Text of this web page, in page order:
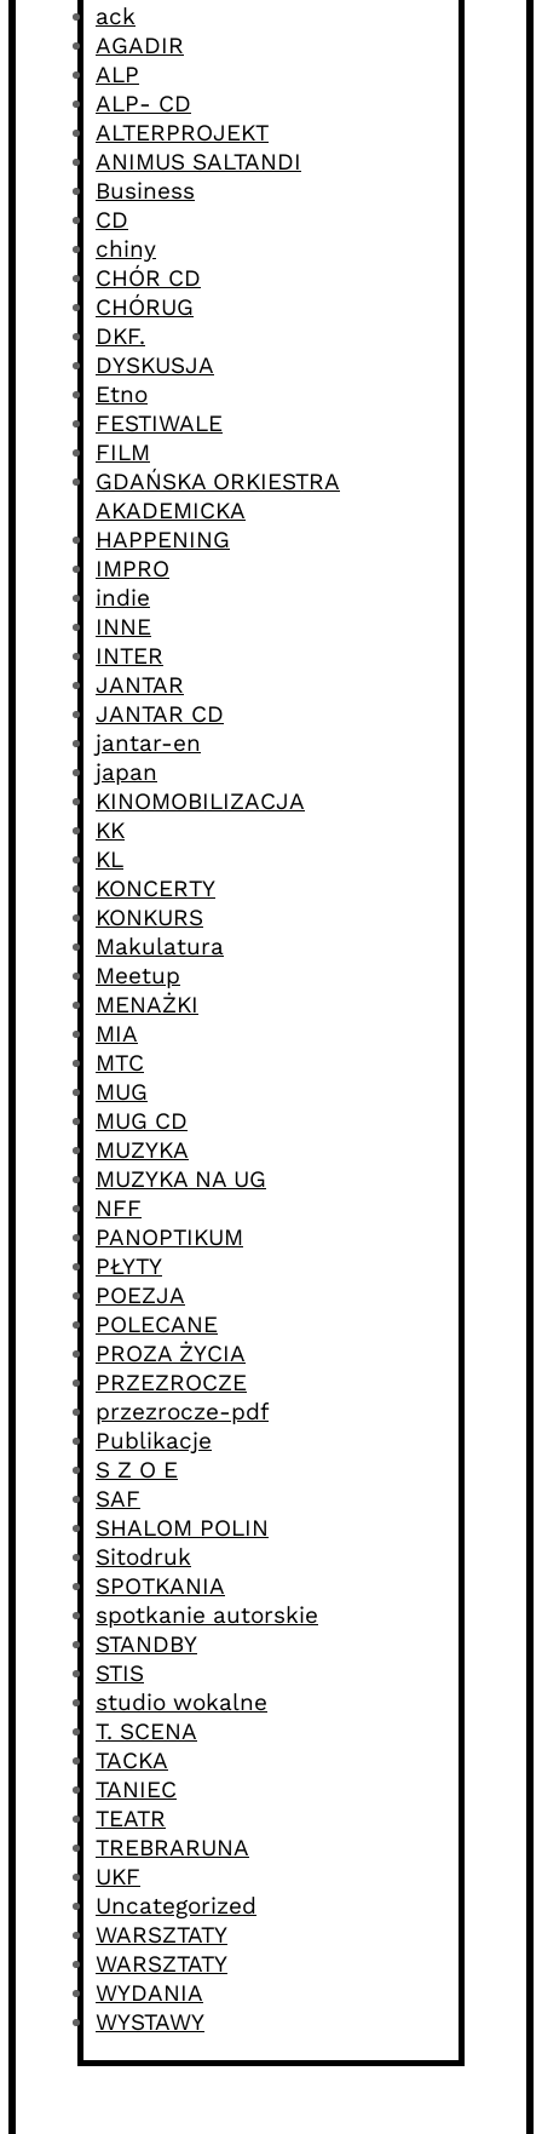
ack
AGADIR
ALP
ALP- CD
ALTERPROJEKT
ANIMUS SALTANDI
Business
CD
chiny
CHÓR CD
CHÓRUG
DKF.
DYSKUSJA
Etno
FESTIWALE
FILM
GDAŃSKA ORKIESTRA
AKADEMICKA
HAPPENING
IMPRO
indie
INNE
INTER
JANTAR
JANTAR CD
jantar-en
japan
KINOMOBILIZACJA
KK
KL
KONCERTY
KONKURS
Makulatura
Meetup
MENAŻKI
MIA
MTC
MUG
MUG CD
MUZYKA
MUZYKA NA UG
NFF
PANOPTIKUM
PŁYTY
POEZJA
POLECANE
PROZA ŻYCIA
PRZEZROCZE
przezrocze-pdf
Publikacje
S Z O E
SAF
SHALOM POLIN
Sitodruk
SPOTKANIA
spotkanie autorskie
STANDBY
STIS
studio wokalne
T. SCENA
TACKA
TANIEC
TEATR
TREBRARUNA
UKF
Uncategorized
WARSZTATY
WARSZTATY
WYDANIA
WYSTAWY